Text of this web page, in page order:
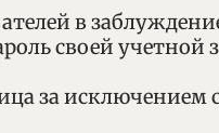
в
своей учетной
за исключением